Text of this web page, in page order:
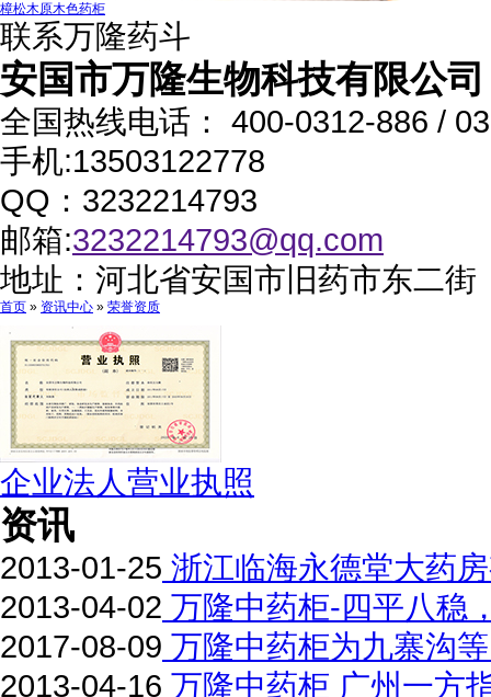
樟松木原木色药柜
联系万隆药斗
安国市万隆生物科技有限公司
全国热线电话： 400-0312-886 /
手机:13503122778
QQ：3232214793
邮箱:3232214793@qq.com
地址：河北省安国市旧药市东二街
首页 » 资讯中心 » 荣誉资质
企业法人营业执照
资讯
2013-01-25 浙江临海永德堂大药
2013-04-02 万隆中药柜-四平八稳
2017-08-09 万隆中药柜为九寨沟
2013-04-16 万隆中药柜 广州一方